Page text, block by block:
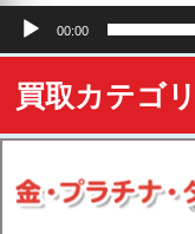
00:00
買取カテゴリ